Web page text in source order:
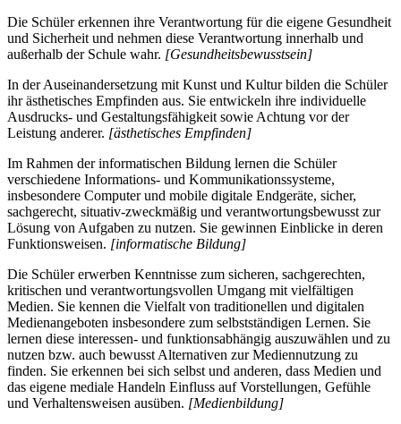
Die Schüler erkennen ihre Verantwortung für die eigene Gesundheit
und Sicherheit und nehmen diese Verantwortung innerhalb und
außerhalb der Schule wahr. [Gesundheitsbewusstsein]
In der Auseinandersetzung mit Kunst und Kultur bilden die Schüler
ihr ästhetisches Empfinden aus. Sie entwickeln ihre individuelle
Ausdrucks- und Gestaltungsfähigkeit sowie Achtung vor der
Leistung anderer. [ästhetisches Empfinden]
Im Rahmen der informatischen Bildung lernen die Schüler
verschiedene Informations- und Kommunikationssysteme,
insbesondere Computer und mobile digitale Endgeräte, sicher,
sachgerecht, situativ-zweckmäßig und verantwortungsbewusst zur
Lösung von Aufgaben zu nutzen. Sie gewinnen Einblicke in deren
Funktionsweisen. [informatische Bildung]
Die Schüler erwerben Kenntnisse zum sicheren, sachgerechten,
kritischen und verantwortungsvollen Umgang mit vielfältigen
Medien. Sie kennen die Vielfalt von traditionellen und digitalen
Medienangeboten insbesondere zum selbstständigen Lernen. Sie
lernen diese interessen- und funktionsabhängig auszuwählen und zu
nutzen bzw. auch bewusst Alternativen zur Mediennutzung zu
finden. Sie erkennen bei sich selbst und anderen, dass Medien und
das eigene mediale Handeln Einfluss auf Vorstellungen, Gefühle
und Verhaltensweisen ausüben. [Medienbildung]